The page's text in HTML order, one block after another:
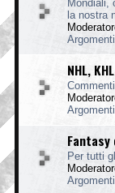
Mondiali,
la nostra
NHL,
Per tutti